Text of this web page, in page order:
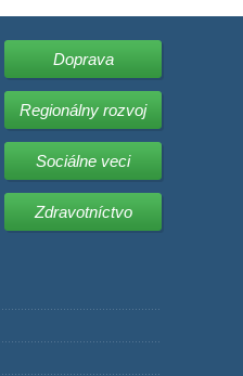
Doprava
Regionálny rozvoj
Sociálne veci
Zdravotníctvo